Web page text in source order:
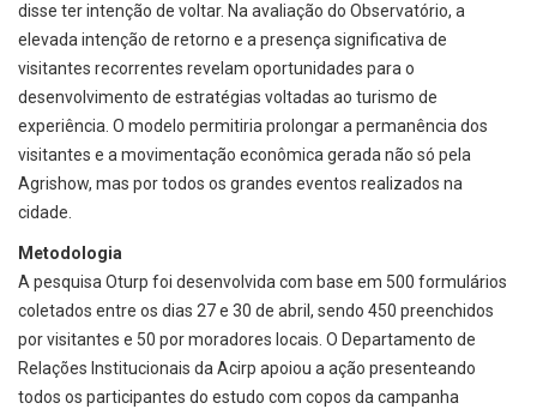
disse ter intenção de voltar. Na avaliação do Observatório, a
elevada intenção de retorno e a presença significativa de
visitantes recorrentes revelam oportunidades para o
desenvolvimento de estratégias voltadas ao turismo de
experiência. O modelo permitiria prolongar a permanência dos
visitantes e a movimentação econômica gerada não só pela
Agrishow, mas por todos os grandes eventos realizados na
cidade.
Metodologia
A pesquisa Oturp foi desenvolvida com base em 500 formulários
coletados entre os dias 27 e 30 de abril, sendo 450 preenchidos
por visitantes e 50 por moradores locais. O Departamento de
Relações Institucionais da Acirp apoiou a ação presenteando
todos os participantes do estudo com copos da campanha